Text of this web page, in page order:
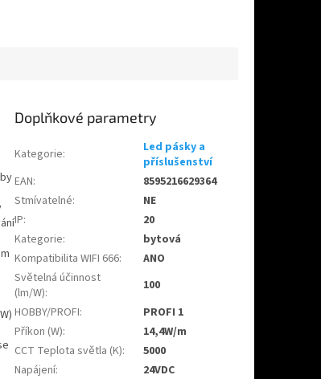
Doplňkové parametry
Kategorie:
Led pásky a
příslušenství
EAN:
8595216629364
Stmívatelné:
NE
IP:
20
Kategorie:
bytová
Kompatibilita WIFI 666:
ANO
Světelná účinnost
(lm/W):
100
HOBBY/PROFI:
PROFI 1
Příkon (W):
14,4W/m
CCT Teplota světla (K):
5000
Napájení:
24VDC